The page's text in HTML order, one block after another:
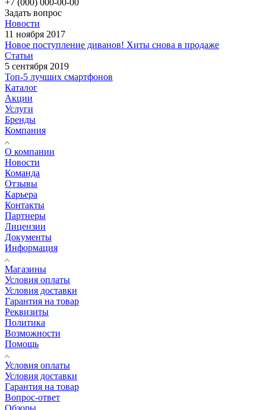
Задать вопрос
Новости
11 ноября 2017
Новое поступление диванов! Хиты снова в продаже
Статьи
5 сентября 2019
Топ-5 лучших смартфонов
Каталог
Акции
Услуги
Бренды
Компания
О компании
Новости
Команда
Отзывы
Карьера
Контакты
Партнеры
Лицензии
Документы
Информация
Магазины
Условия оплаты
Условия доставки
Гарантия на товар
Реквизиты
Политика
Возможности
Помощь
Условия оплаты
Условия доставки
Гарантия на товар
Вопрос-ответ
Обзоры